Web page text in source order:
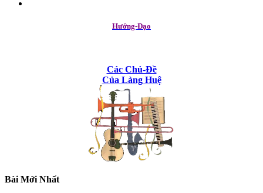
Hướng-Đạo
Các Chủ-Đề
Của Làng Huệ
Bài Mới Nhất